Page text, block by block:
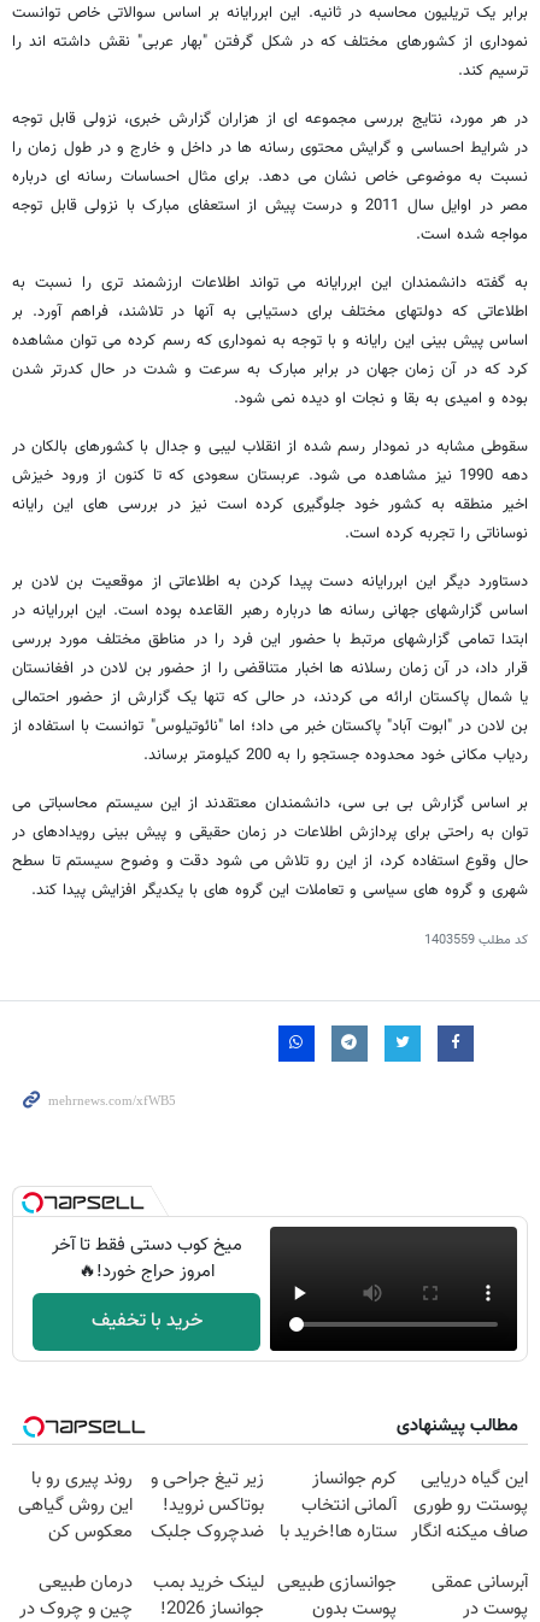
برابر یک تریلیون محاسبه در ثانیه. این ابررایانه بر اساس سوالاتی خاص توانست
نموداری از کشورهای مختلف که در شکل گرفتن "بهار عربی" نقش داشته اند را
ترسیم کند.
در هر مورد، نتایج بررسی مجموعه ای از هزاران گزارش خبری، نزولی قابل توجه
در شرایط احساسی و گرایش محتوی رسانه ها در داخل و خارج و در طول زمان را
نسبت به موضوعی خاص نشان می دهد. برای مثال احساسات رسانه ای درباره
مصر در اوایل سال 2011 و درست پیش از استعفای مبارک با نزولی قابل توجه
مواجه شده است.
به گفته دانشمندان این ابررایانه می تواند اطلاعات ارزشمند تری را نسبت به
اطلاعاتی که دولتهای مختلف برای دستیابی به آنها در تلاشند، فراهم آورد. بر
اساس پیش بینی این رایانه و با توجه به نموداری که رسم کرده می توان مشاهده
کرد که در آن زمان جهان در برابر مبارک به سرعت و شدت در حال کدرتر شدن
بوده و امیدی به بقا و نجات او دیده نمی شود.
سقوطی مشابه در نمودار رسم شده از انقلاب لیبی و جدال با کشورهای بالکان در
دهه 1990 نیز مشاهده می شود. عربستان سعودی که تا کنون از ورود خیزش
اخیر منطقه به کشور خود جلوگیری کرده است نیز در بررسی های این رایانه
نوساناتی را تجربه کرده است.
دستاورد دیگر این ابررایانه دست پیدا کردن به اطلاعاتی از موقعیت بن لادن بر
اساس گزارشهای جهانی رسانه ها درباره رهبر القاعده بوده است. این ابررایانه در
ابتدا تمامی گزارشهای مرتبط با حضور این فرد را در مناطق مختلف مورد بررسی
قرار داد، در آن زمان رسلانه ها اخبار متناقضی را از حضور بن لادن در افغانستان
یا شمال پاکستان ارائه می کردند، در حالی که تنها یک گزارش از حضور احتمالی
بن لادن در "ابوت آباد" پاکستان خبر می داد؛ اما "نائوتیلوس" توانست با استفاده از
ردیاب مکانی خود محدوده جستجو را به 200 کیلومتر برساند.
بر اساس گزارش بی بی سی، دانشمندان معتقدند از این سیستم محاسباتی می
توان به راحتی برای پردازش اطلاعات در زمان حقیقی و پیش بینی رویدادهای در
حال وقوع استفاده کرد، از این رو تلاش می شود دقت و وضوح سیستم تا سطح
شهری و گروه های سیاسی و تعاملات این گروه های با یکدیگر افزایش پیدا کند.
کد مطلب1403559
میخ کوب دستی فقط تا آخر
امروز حراج خورد!🔥
خرید با تخفیف
مطالب پیشنهادی
این گیاه دریایی
پوستت رو طوری
صاف میکنه انگار
شدی🔥
کرم جوانساز
آلمانی انتخاب
ستاره ها!خرید با
زیر تیغ جراحی و
بوتاکس نروید!
ضدچروک جلبک
روند پیری رو با
این روش گیاهی
معکوس کن
آبرسانی عمقی
پوست در
جوانسازی طبیعی
پوست بدون
لینک خرید بمب
جوانساز 2026!
درمان طبیعی
چین و چروک در